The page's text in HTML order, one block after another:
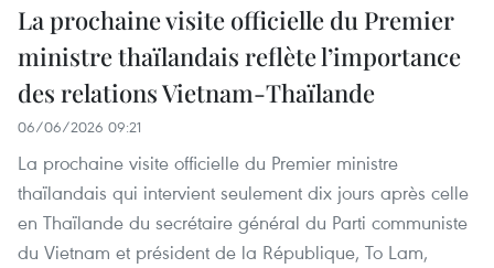
La prochaine visite officielle du Premier
ministre thaïlandais reflète l’importance
des relations Vietnam-Thaïlande
06/06/2026 09:21
La prochaine visite officielle du Premier ministre
thaïlandais qui intervient seulement dix jours après celle
en Thaïlande du secrétaire général du Parti communiste
du Vietnam et président de la République, To Lam,